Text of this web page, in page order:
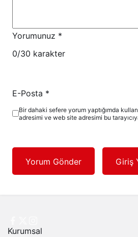
Yorumunuz *
0/30 karakter
E-Posta *
Bir dahaki sefere yorum yaptığımda
adresimi ve web site adresimi bu
Yorum Gönder Giriş
Kurumsal